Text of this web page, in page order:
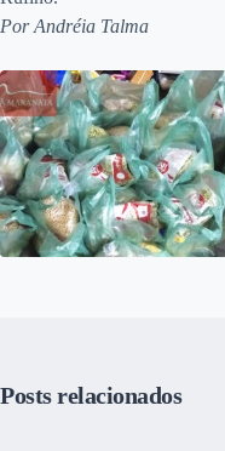
Por Andréia Talma
Posts relacionados